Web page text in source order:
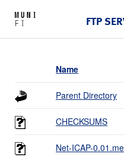
FTP
Name
Parent Directory
CHECKSUMS
Net-ICAP-